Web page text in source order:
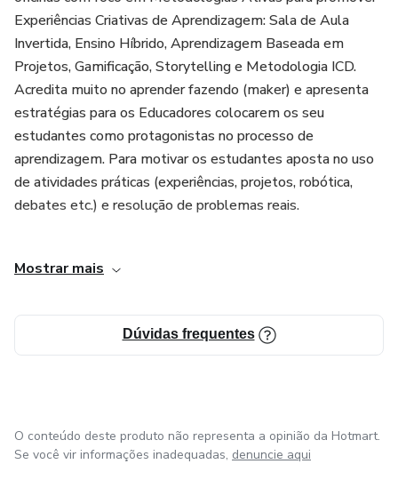
Experiências Criativas de Aprendizagem: Sala de Aula
Invertida, Ensino Híbrido, Aprendizagem Baseada em
Projetos, Gamificação, Storytelling e Metodologia ICD.
Acredita muito no aprender fazendo (maker) e apresenta
estratégias para os Educadores colocarem os seu
estudantes como protagonistas no processo de
aprendizagem. Para motivar os estudantes aposta no uso
de atividades práticas (experiências, projetos, robótica,
debates etc.) e resolução de problemas reais.
Educação do século XXI. Aqui você vai encontrar as
Tecnologias Educacionais para transformar as suas aulas,
motivar os seus alunos e elevar o rendimento da sua
Para inovar em sala de aula é importante uma combinação
de Criatividade e Tecnologias como recurso de ideias e
Mostrar mais
Dúvidas frequentes
O conteúdo deste produto não representa a opinião da Hotmart.
Se você vir informações inadequadas, denuncie aqui